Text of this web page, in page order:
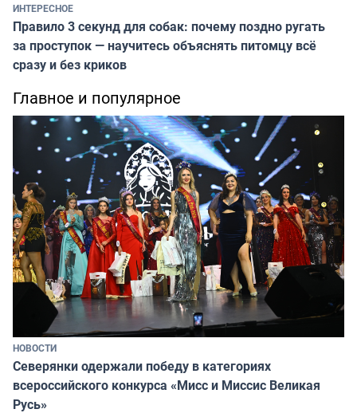
ИНТЕРЕСНОЕ
Правило 3 секунд для собак: почему поздно ругать
за проступок — научитесь объяснять питомцу всё
сразу и без криков
Главное и популярное
НОВОСТИ
Северянки одержали победу в категориях
всероссийского конкурса «Мисс и Миссис Великая
Русь»